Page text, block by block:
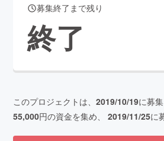
募集終了まで残り
終了
このプロジェクトは、 2019/10/19に募
55,000円の資金を集め、 2019/11/25に